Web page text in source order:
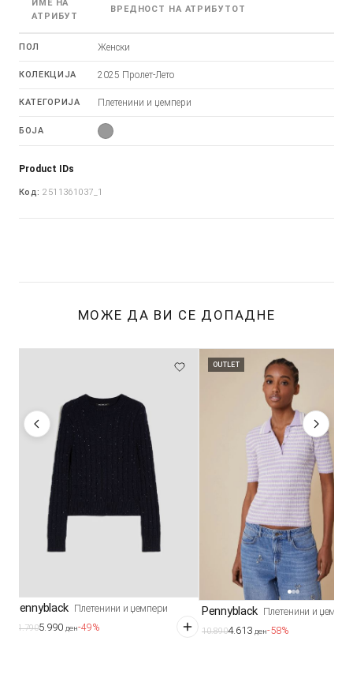
ИМЕ НА
АТРИБУТ
ВРЕДНОСТ НА АТРИБУТОТ
ПОЛ Женски
КОЛЕКЦИЈА 2025 Пролет-Лето
КАТЕГОРИЈА Плетенини и џемпери
БОЈА
Product IDs
Код: 2511361037_1
МОЖЕ ДА ВИ СЕ ДОПАДНЕ
Pennyblack Плетенини и џемпери
11.7905.990 ден-49%
OUTLET
Pennyblack Плетенини и
10.8904.613 ден-58%